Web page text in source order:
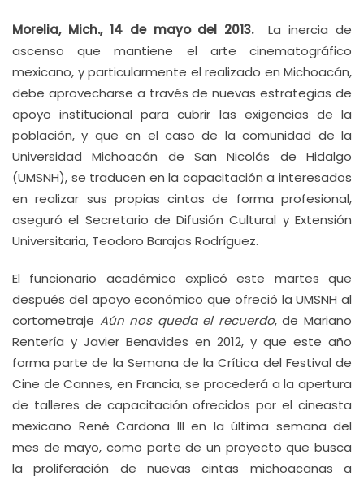
Morelia, Mich., 14 de mayo del 2013.La inercia de
ascenso que mantiene el arte cinematográfico
mexicano, y particularmente el realizado en Michoacán,
debe aprovecharse a través de nuevas estrategias de
apoyo institucional para cubrir las exigencias de la
población, y que en el caso de la comunidad de la
Universidad Michoacán de San Nicolás de Hidalgo
(UMSNH), se traducen en la capacitación a interesados
en realizar sus propias cintas de forma profesional,
aseguró el Secretario de Difusión Cultural y Extensión
Universitaria, Teodoro Barajas Rodríguez.
El funcionario académico explicó este martes que
después del apoyo económico que ofreció la UMSNH al
cortometraje Aún nos queda el recuerdo, de Mariano
Rentería y Javier Benavides en 2012, y que este año
forma parte de la Semana de la Crítica del Festival de
Cine de Cannes, en Francia, se procederá a la apertura
de talleres de capacitación ofrecidos por el cineasta
mexicano René Cardona III en la última semana del
mes de mayo, como parte de un proyecto que busca
la proliferación de nuevas cintas michoacanas a